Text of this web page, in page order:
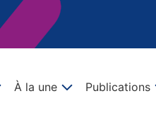
À la une Publications